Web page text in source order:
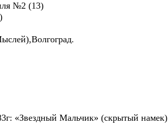
№2 (13)
«Звездный Мальчик» (скрытый намек)